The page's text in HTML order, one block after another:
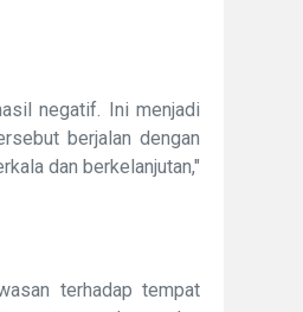
negatif. Ini menjadi
berjalan dengan
dan berkelanjutan,"
terhadap tempat